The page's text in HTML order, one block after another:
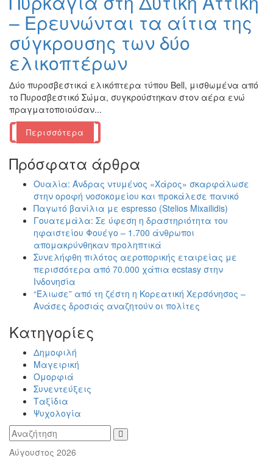
– Ερευνώνται τα αίτια της
σύγκρουσης των δύο
ελικοπτέρων
Δύο πυροσβεστικά ελικόπτερα τύπου Bell, μισθωμένα από
το Πυροσβεστικό Σώμα, συγκρούστηκαν στον αέρα ενώ
πραγματοποιούσαν...
Περισσότερα
Πρόσφατα άρθρα
Ουαλία: Άνδρας ντυμένος «Χάρος» σκαρφάλωσε
στην οροφή νοσοκομείου και προκάλεσε πανικό
Παγωτό βανίλια με espresso (Stelios Mixailidis)
Γουατεμάλα: Σε ύφεση η δραστηριότητα του
ηφαιστείου Φουέγο – 1.700 άνθρωποι
απομακρύνθηκαν προληπτικά
Συνελήφθη πιλότος αεροπορικής εταιρείας με
περισσότερα από 70.000 χάπια ecstasy στην
Ινδονησία
“Έλιωσε” από τη ζέστη η Κορεατική Χερσόνησος –
Ανάσες δροσιάς αναζητούν οι πολίτες
Kατηγορίες
Δημοφιλή
Μαγειρική
Ομορφιά
Συνεντεύξεις
Ταξίδια
Ψυχολογία
Αύγουστος 2026